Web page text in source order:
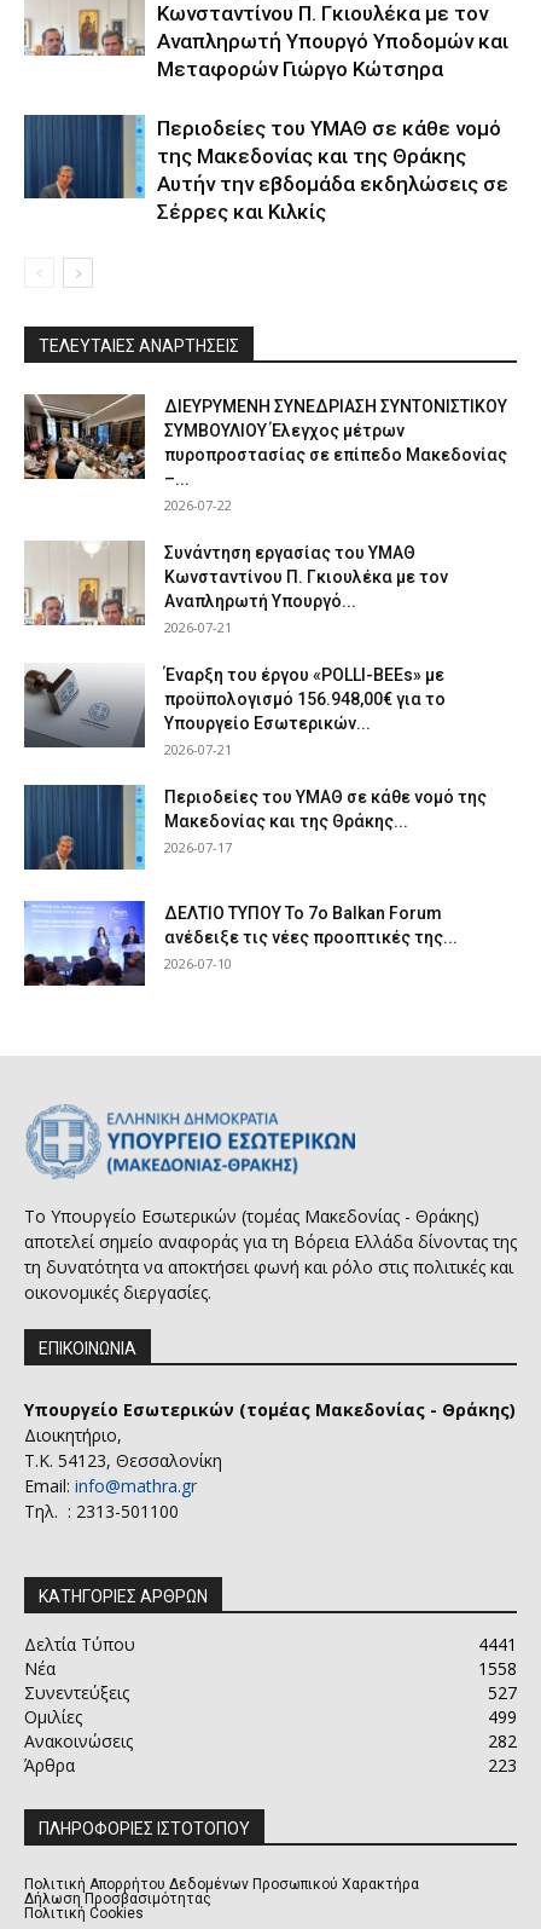
Κωνσταντίνου Π. Γκιουλέκα με τον
Αναπληρωτή Υπουργό Υποδομών και
Μεταφορών Γιώργο Κώτσηρα
Περιοδείες του ΥΜΑΘ σε κάθε νομό
της Μακεδονίας και της Θράκης
Αυτήν την εβδομάδα εκδηλώσεις σε
Σέρρες και Κιλκίς
ΤΕΛΕΥΤΑΙΕΣ ΑΝΑΡΤΗΣΕΙΣ
ΔΙΕΥΡΥΜΕΝΗ ΣΥΝΕΔΡΙΑΣΗ ΣΥΝΤΟΝΙΣΤΙΚΟΥ
ΣΥΜΒΟΥΛΙΟΥ Έλεγχος μέτρων
πυροπροστασίας σε επίπεδο Μακεδονίας
–...
2026-07-22
Συνάντηση εργασίας του ΥΜΑΘ
Κωνσταντίνου Π. Γκιουλέκα με τον
Αναπληρωτή Υπουργό...
2026-07-21
Έναρξη του έργου «POLLI-BEEs» με
προϋπολογισμό 156.948,00€ για το
Υπουργείο Εσωτερικών...
2026-07-21
Περιοδείες του ΥΜΑΘ σε κάθε νομό της
Μακεδονίας και της Θράκης...
2026-07-17
ΔΕΛΤΙΟ ΤΥΠΟΥ Το 7ο Balkan Forum
ανέδειξε τις νέες προοπτικές της...
2026-07-10
Το Υπουργείο Εσωτερικών (τομέας Μακεδονίας - Θράκης)
αποτελεί σημείο αναφοράς για τη Βόρεια Ελλάδα δίνοντας της
τη δυνατότητα να αποκτήσει φωνή και ρόλο στις πολιτικές και
οικονομικές διεργασίες.
ΕΠΙΚΟΙΝΩΝΙΑ
Υπουργείο Εσωτερικών (τομέας Μακεδονίας - Θράκης)
Διοικητήριο,
Τ.Κ. 54123, Θεσσαλονίκη
Email: info@mathra.gr
Τηλ. : 2313-501100
ΚΑΤΗΓΟΡΙΕΣ ΑΡΘΡΩΝ
Δελτία Τύπου
4441
Νέα
1558
Συνεντεύξεις
527
Ομιλίες
499
Ανακοινώσεις
282
Άρθρα
223
ΠΛΗΡΟΦΟΡΙΕΣ ΙΣΤΟΤΟΠΟΥ
Πολιτική Απορρήτου Δεδομένων Προσωπικού Χαρακτήρα
Δήλωση Προσβασιμότητας
Πολιτική Cookies